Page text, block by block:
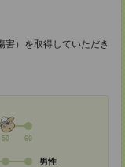
害）を取得していただき
50 60
男性